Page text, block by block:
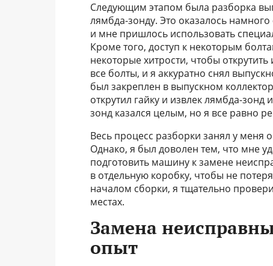
Следующим этапом была разборка
лямбда-зонду. Это оказалось
и мне пришлось использовать
Кроме того, доступ к некоторым
некоторые хитрости, чтобы
все болты, и я аккуратно снял
был закреплен в выпускном
открутил гайку и извлек лямбда-зонд
зонд казался целым, но я все равно
Весь процесс разборки занял у меня
Однако, я был доволен тем, что мне
подготовить машину к замене
в отдельную коробку, чтобы не
началом сборки, я тщательно
местах.
Замена
опыт